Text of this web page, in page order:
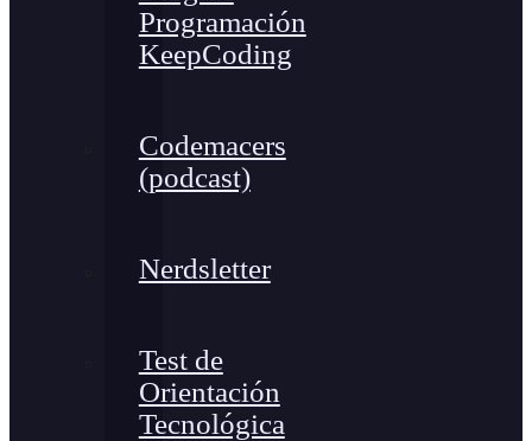
Programación
KeepCoding
Codemacers
(podcast)
Nerdsletter
Test de
Orientación
Tecnológica